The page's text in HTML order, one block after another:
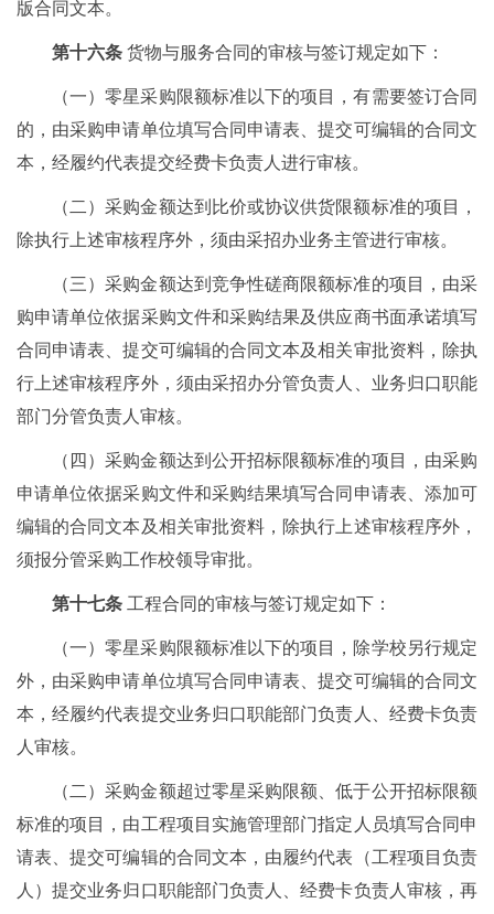
版合同文本。
第十六条 货物与服务合同的审核与签订规定如下：
（一）零星采购限额标准以下的项目，有需要签订合同
的，由采购申请单位填写合同申请表、提交可编辑的合同文
本，经履约代表提交经费卡负责人进行审核。
（二）采购金额达到比价或协议供货限额标准的项目，
除执行上述审核程序外，须由采招办业务主管进行审核。
（三）采购金额达到竞争性磋商限额标准的项目，由采
购申请单位依据采购文件和采购结果及供应商书面承诺填写
合同申请表、提交可编辑的合同文本及相关审批资料，除执
行上述审核程序外，须由采招办分管负责人、业务归口职能
部门分管负责人审核。
（四）采购金额达到公开招标限额标准的项目，由采购
申请单位依据采购文件和采购结果填写合同申请表、添加可
编辑的合同文本及相关审批资料，除执行上述审核程序外，
须报分管采购工作校领导审批。
第十七条 工程合同的审核与签订规定如下：
（一）零星采购限额标准以下的项目，除学校另行规定
外，由采购申请单位填写合同申请表、提交可编辑的合同文
本，经履约代表提交业务归口职能部门负责人、经费卡负责
人审核。
（二）采购金额超过零星采购限额、低于公开招标限额
标准的项目，由工程项目实施管理部门指定人员填写合同申
请表、提交可编辑的合同文本，由履约代表（工程项目负责
人）提交业务归口职能部门负责人、经费卡负责人审核，再